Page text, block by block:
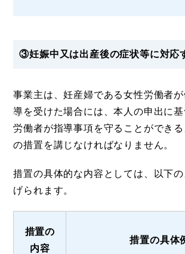
③妊娠中又は出産後の症状等に対応
事業主は、妊産婦である女性労働者
導を受けた場合には、本人の申出に
労働者が指導事項を守ることができ
の措置を講じなければなりません。
措置の具体的な内容としては、以下
げられます。
措置の
内容
措置の具体